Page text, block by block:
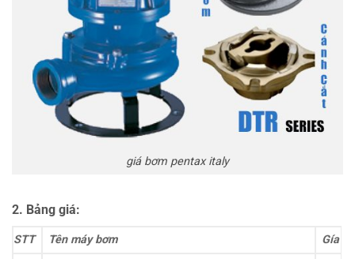
giá bơm pentax italy
2. Bảng giá:
STT Tên máy bơm
Gía